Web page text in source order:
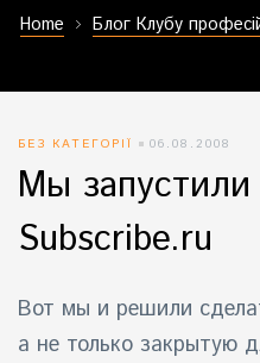
Home Блог Клубу
БЕЗ КАТЕГОРІЇ 06.08.2008
Мы
Subscribe.ru
Вот мы и решили
а не только закрытую